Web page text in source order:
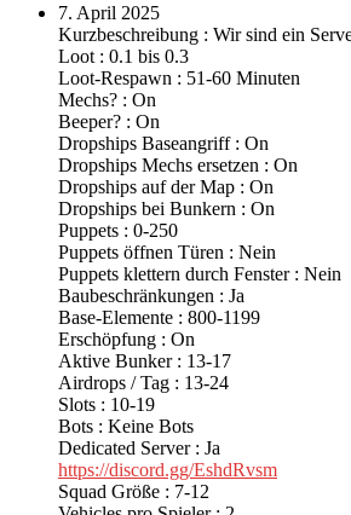
7. April 2025
Kurzbeschreibung : Wir sind ein
Loot : 0.1 bis 0.3
Loot-Respawn : 51-60 Minuten
Mechs? : On
Beeper? : On
Dropships Baseangriff : On
Dropships Mechs ersetzen : On
Dropships auf der Map : On
Dropships bei Bunkern : On
Puppets : 0-250
Puppets öffnen Türen : Nein
Puppets klettern durch Fenster : Nein
Baubeschränkungen : Ja
Base-Elemente : 800-1199
Erschöpfung : On
Aktive Bunker : 13-17
Airdrops / Tag : 13-24
Slots : 10-19
Bots : Keine Bots
Dedicated Server : Ja
https://discord.gg/EshdRvsm
Squad Größe : 7-12